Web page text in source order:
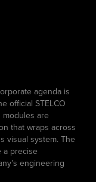
agenda is
official STELCO
modules are
that wraps across
visual system. The
a precise
engineering